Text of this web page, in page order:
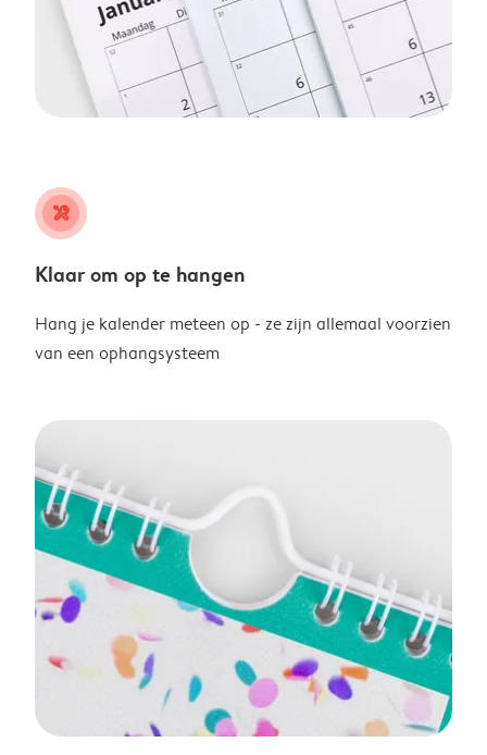
tools
Klaar om op te hangen
Hang je kalender meteen op - ze zijn allemaal voorzien
van een ophangsysteem